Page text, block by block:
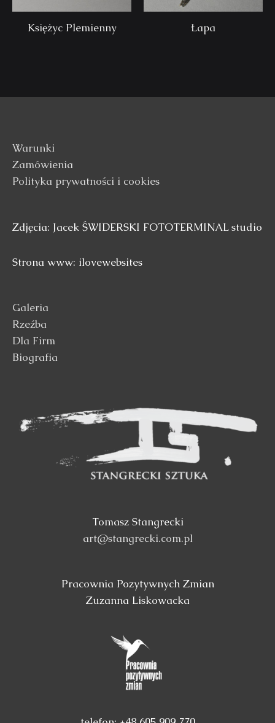
Księżyc Plemienny Łapa
Warunki
Zamówienia
Polityka prywatności i cookies
Zdjęcia: Jacek ŚWIDERSKI FOTOTERMINAL studio
Strona www: ilovewebsites
Galeria
Rzeźba
Dla Firm
Biografia
Tomasz Stangrecki
art@stangrecki.com.pl
Pracownia Pozytywnych Zmian
Zuzanna Liskowacka